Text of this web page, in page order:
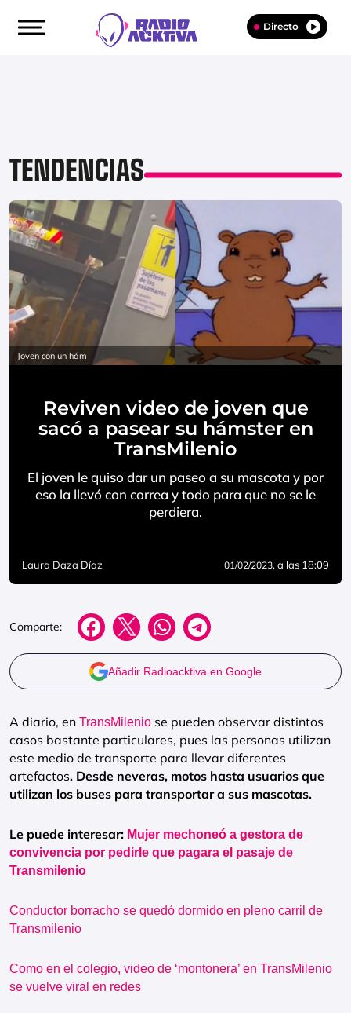
Directo
TENDENCIAS
Joven con un hám
Reviven video de joven que
sacó a pasear su hámster en
TransMilenio
El joven le quiso dar un paseo a su mascota y por
eso la llevó con correa y todo para que no se le
perdiera.
Laura Daza Díaz 01/02/2023, a las 18:09
Comparte:
Añadir Radioacktiva en Google
A diario, en TransMilenio se pueden observar distintos
casos bastante particulares, pues las personas utilizan
este medio de transporte para llevar diferentes
artefactos. Desde neveras, motos hasta usuarios que
utilizan los buses para transportar a sus mascotas.
Le puede interesar: Mujer mechoneó a gestora de
convivencia por pedirle que pagara el pasaje de
Transmilenio
Conductor borracho se quedó dormido en pleno carril de
Transmilenio
Como en el colegio, video de ‘montonera’ en TransMilenio
se vuelve viral en redes